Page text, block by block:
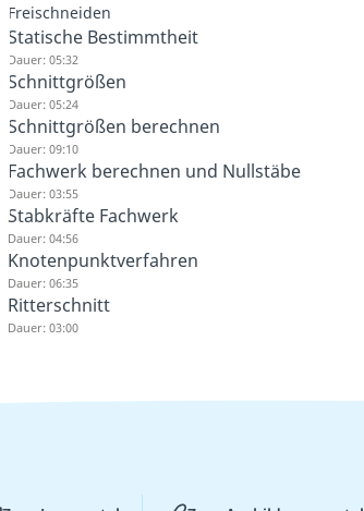
Freischneiden
Statische Bestimmtheit
Dauer: 05:32
Schnittgrößen
Dauer: 05:24
Schnittgrößen berechnen
Dauer: 09:10
Fachwerk berechnen und Nullstäbe
Dauer: 03:55
Stabkräfte Fachwerk
Dauer: 04:56
Knotenpunktverfahren
Dauer: 06:35
Ritterschnitt
Dauer: 03:00